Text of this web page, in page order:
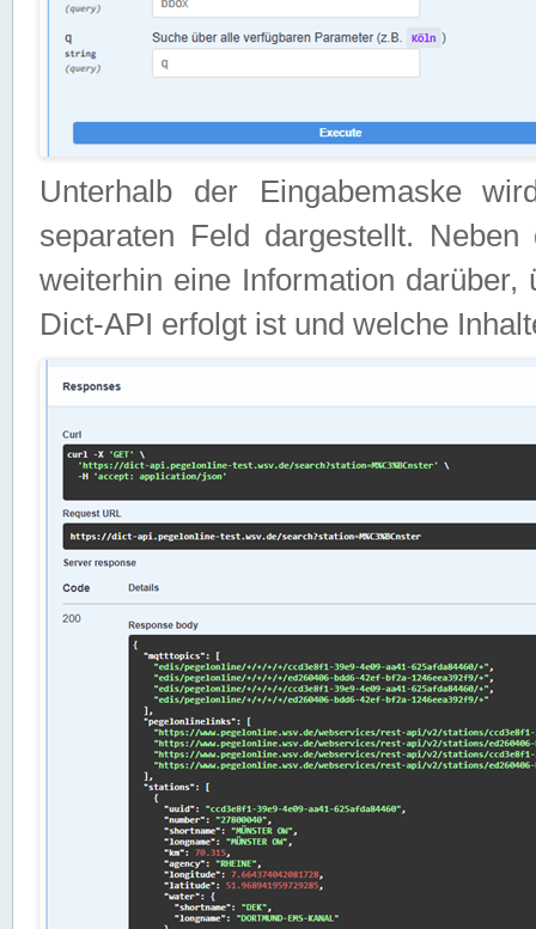
Unterhalb der Eingabemaske
separaten Feld dargestellt.
weiterhin eine Information
Dict-API erfolgt ist und welche